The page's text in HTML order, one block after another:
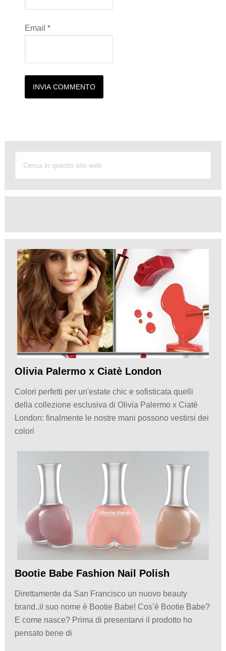
Email *
Olivia Palermo x Ciatè London
Colori perfetti per un'estate chic e sofisticata quelli
della collezione esclusiva di Olivia Palermo x Ciatè
London: finalmente le nostre mani possono vestirsi dei
colori
Bootie Babe Fashion Nail Polish
Direttamente da San Francisco un nuovo beauty
brand..il suo nome è Bootie Babe! Cos’è Bootie Babe?
E come nasce? Prima di presentarvi il prodotto ho
pensato bene di